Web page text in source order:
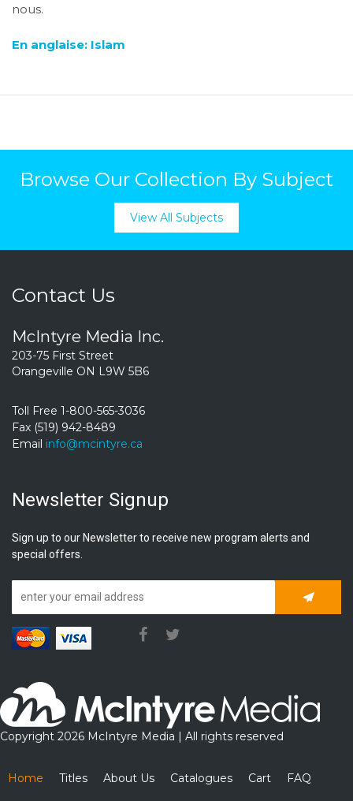
nous.
En anglaise: Islam
Browse Our Collection By Subject
View All Subjects
Contact Us
McIntyre Media Inc.
203-75 First Street
Orangeville ON L9W 5B6
Toll Free 1-800-565-3036
Fax (519) 942-8489
Email info@mcintyre.ca
Newsletter Signup
Sign up to our Newsletter to receive new program alerts and
special offers.
Copyright 2026 McIntyre Media | All rights reserved
Home Titles About Us Catalogues Cart FAQ